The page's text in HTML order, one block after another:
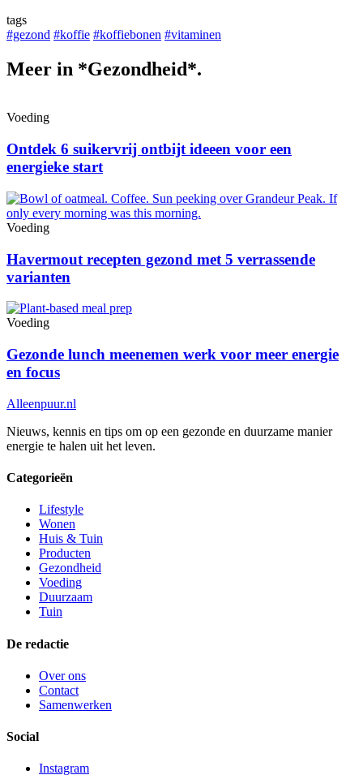
tags
#gezond #koffie #koffiebonen #vitaminen
Meer in *Gezondheid*.
Voeding
Ontdek 6 suikervrij ontbijt ideeen voor een
energieke start
Voeding
Havermout recepten gezond met 5 verrassende
varianten
Voeding
Gezonde lunch meenemen werk voor meer energie
en focus
Alleenpuur.nl
Nieuws, kennis en tips om op een gezonde en duurzame manier
energie te halen uit het leven.
Categorieën
Lifestyle
Wonen
Huis & Tuin
Producten
Gezondheid
Voeding
Duurzaam
Tuin
De redactie
Over ons
Contact
Samenwerken
Social
Instagram